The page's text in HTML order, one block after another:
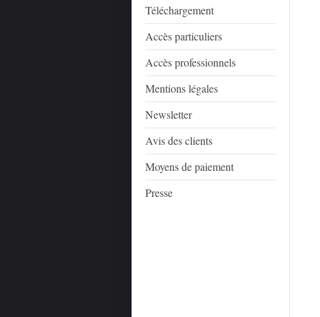
Téléchargement
Accès particuliers
Accès professionnels
Mentions légales
Newsletter
Avis des clients
Moyens de paiement
Presse